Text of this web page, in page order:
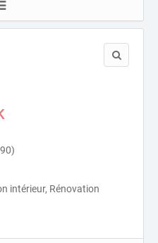
intérieur, Rénovation